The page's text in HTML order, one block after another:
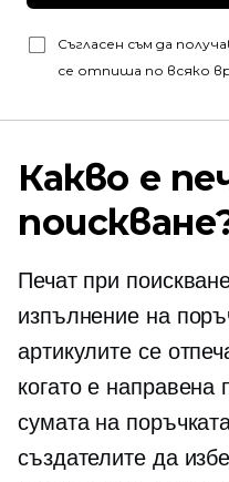
Съгласен съм да
се отпиша по всяко
Какво е
Печат при
изпълнение на
артикулите се
когато е направена
сумата на
създателите да